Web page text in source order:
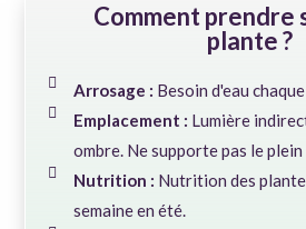
Comment prendre
plante ?
Arrosage : Besoin d'eau
Emplacement : Lumière
ombre. Ne supporte pas le
Nutrition : Nutrition des
semaine en été.